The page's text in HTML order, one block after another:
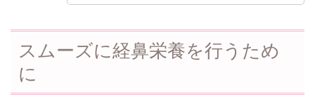
スムーズに経鼻栄養を行うため
に